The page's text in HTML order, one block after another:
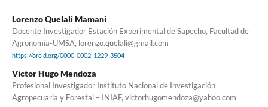
Lorenzo Quelali Mamani
Docente Investigador Estación Experimental de Sapecho, Facultad de
Agronomía-UMSA, lorenzo.quelali@gmail.com
https://orcid.org/0000-0002-1229-3504
Víctor Hugo Mendoza
Profesional Investigador Instituto Nacional de Investigación
Agropecuaria y Forestal – INIAF, victorhugomendoza@yahoo.com